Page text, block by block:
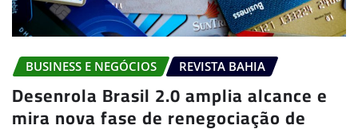
BUSINESS E NEGÓCIOS REVISTA BAHIA
Desenrola Brasil 2.0 amplia alcance e
mira nova fase de renegociação de